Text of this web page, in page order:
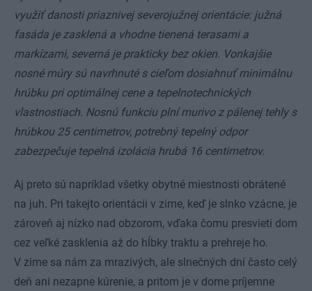
využiť danosti priaznivej severojužnej orientácie: južná
fasáda je zasklená a vhodne tienená terasami a
markízami, severná je prakticky bez okien. Vonkajšie
nosné múry sú navrhnuté s cieľom dosiahnuť minimálnu
hrúbku pri optimálnej cene a tepelnotechnických
vlastnostiach. Nosnú funkciu plní murivo z pálenej tehly s
hrúbkou 25 centimetrov, potrebný tepelný odpor
zabezpečuje tepelná izolácia hrubá 16 centimetrov.
Aj preto sú napríklad všetky obytné miestnosti obrátené
na juh. Pri takejto orientácii v zime, keď je slnko vzácne, je
zároveň aj nízko nad obzorom, vďaka čomu presvieti dom
cez veľké zasklenia až do hĺbky traktu a prehreje ho.
V zime sa nám za mrazivých, ale slnečných dní často celý
deň ani nezapne kúrenie, a pritom je v dome príjemne